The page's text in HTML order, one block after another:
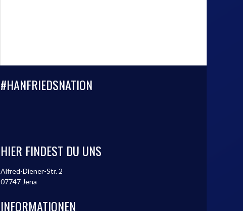
#HANFRIEDSNATION
HIER FINDEST DU UNS
Alfred-Diener-Str. 2
07747 Jena
INFORMATIONEN